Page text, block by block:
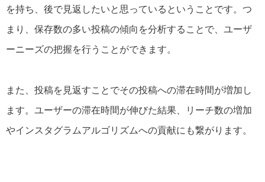
を持ち、後で見返したいと思っているということです。つ
まり、保存数の多い投稿の傾向を分析することで、ユーザ
ーニーズの把握を行うことができます。
また、投稿を見返すことでその投稿への滞在時間が増加し
ます。ユーザーの滞在時間が伸びた結果、リーチ数の増加
やインスタグラムアルゴリズムへの貢献にも繋がります。